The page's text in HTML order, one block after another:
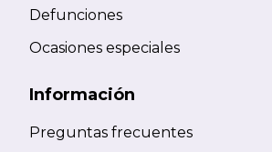
Defunciones
Ocasiones especiales
Información
Preguntas frecuentes